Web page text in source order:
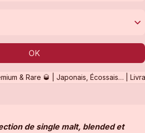
OK
& Rare 🥃 | Japonais, Écossais… |
de single malt, blended et